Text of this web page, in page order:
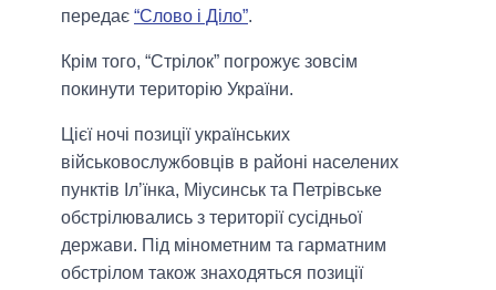
передає “Слово і Діло”.
Крім того, “Стрілок” погрожує зовсім
покинути територію України.
Цієї ночі позиції українських
військовослужбовців в районі населених
пунктів Іл’їнка, Міусинськ та Петрівське
обстрілювались з території сусідньої
держави. Під мінометним та гарматним
обстрілом також знаходяться позиції